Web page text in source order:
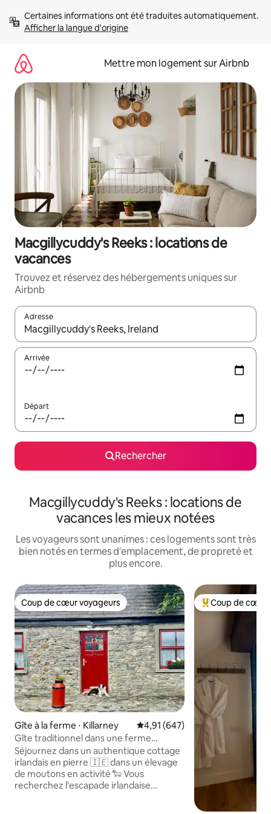
directement
Afficher la langue d'origine
Mettre mon logement sur Airbnb
Macgillycuddy's Reeks : locations de
vacances
Trouvez et réservez des hébergements uniques sur
Airbnb
Adresse
Lorsque les résultats s'affichent, utilisez les flèches vers le
Arrivée
Départ
Rechercher
Macgillycuddy's Reeks : locations de
vacances les mieux notées
Les voyageurs sont unanimes : ces logements sont très
bien notés en termes d'emplacement, de propreté et
plus encore.
Coup de cœur voyageurs
Coup de cœur voyageurs
Gîte à la ferme ⋅ Killarney Évaluation moyenne sur la
4,91 (647)
Gîte traditionnel dans une ferme
irlandaise
Séjournez dans un authentique cottage
irlandais en pierre 🇮🇪 dans un élevage
de moutons en activité 🐑 Vous
recherchez l'escapade irlandaise
Coups de cœur
Coup de cœur